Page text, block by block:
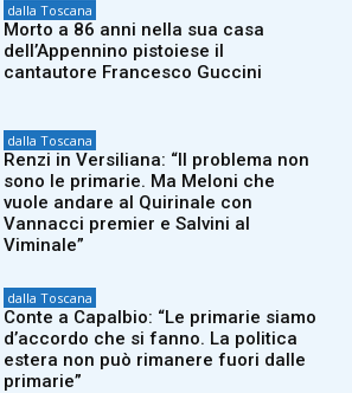
dalla Toscana
Morto a 86 anni nella sua casa
dell’Appennino pistoiese il
cantautore Francesco Guccini
dalla Toscana
Renzi in Versiliana: “Il problema non
sono le primarie. Ma Meloni che
vuole andare al Quirinale con
Vannacci premier e Salvini al
Viminale”
dalla Toscana
Conte a Capalbio: “Le primarie siamo
d’accordo che si fanno. La politica
estera non può rimanere fuori dalle
primarie”